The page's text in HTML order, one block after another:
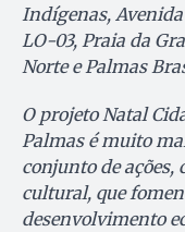
Indígenas,
LO-03, Praia da
Norte e Palmas
O projeto Natal
Palmas é muito
conjunto de
cultural, que
desenvolvimento